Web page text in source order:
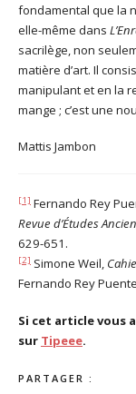
fondamental que la
elle-même dans
sacrilège, non
matière d’art. Il
manipulant et en la
mange ; c’est une
Mattis Jambon
[1] Fernando Rey
Revue d’Études
629-651.
[2] Simone Weil,
Fernando Rey
Si cet article vous
sur Tipeee.
PARTAGER :